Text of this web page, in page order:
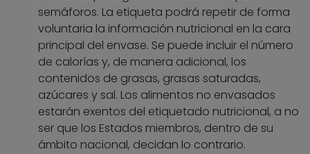
semáforos. La etiqueta podrá repetir de forma
voluntaria la información nutricional en la cara
principal del envase. Se puede incluir el número
de calorías y, de manera adicional, los
contenidos de grasas, grasas saturadas,
azúcares y sal. Los alimentos no envasados
estarán exentos del etiquetado nutricional, a no
ser que los Estados miembros, dentro de su
ámbito nacional, decidan lo contrario.